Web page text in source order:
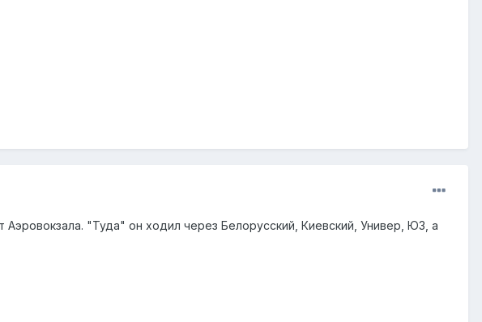
"Туда" он ходил через Белорусский, Киевский, Универ, ЮЗ, а